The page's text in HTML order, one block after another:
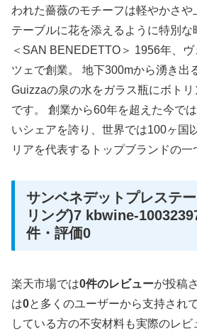
われた薔薇のモチーフは軽やかさや
テーブルに花を添えるように特別な
＜SAN BENEDETTO＞ 1956年、
ツェで創業。 地下300mから湧き出
Guizzaの泉の水をガラス瓶にボトリ
です。 創業から60年を超えた今で
いシェアを誇り、世界では100ヶ国
リアを代表するトップブランドの一
サンベネデットプレステ
リング)7 kbwine-
件・評価0
楽天市場では0件のレビューが投稿
は0と多くのユーザーから支持され
している方の不安材料も実際のレビ